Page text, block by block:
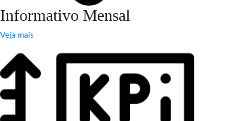
Informativo Mensal
Veja mais